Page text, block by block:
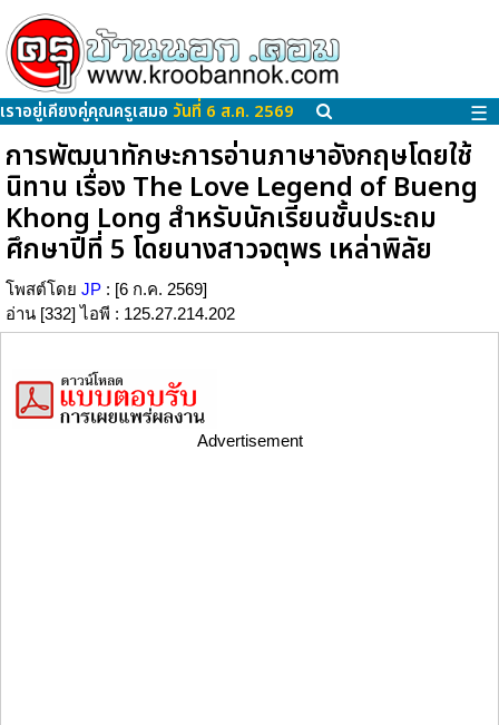
เราอยู่เคียงคู่คุณครูเสมอ วันที่ 6 ส.ค. 2569 ☰
การพัฒนาทักษะการอ่านภาษาอังกฤษโดยใช้
นิทาน เรื่อง The Love Legend of Bueng
Khong Long สำหรับนักเรียนชั้นประถม
ศึกษาปีที่ 5 โดยนางสาวจตุพร เหล่าพิลัย
โพสต์โดย JP : [6 ก.ค. 2569]
อ่าน [332] ไอพี : 125.27.214.202
Advertisement